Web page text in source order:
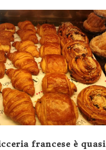
francese è quasi